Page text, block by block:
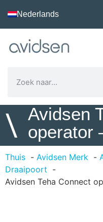
Nederlands
\ Avidsen
operator
Thuis Avidsen Merk
Draaipoort
Avidsen Teha Connect